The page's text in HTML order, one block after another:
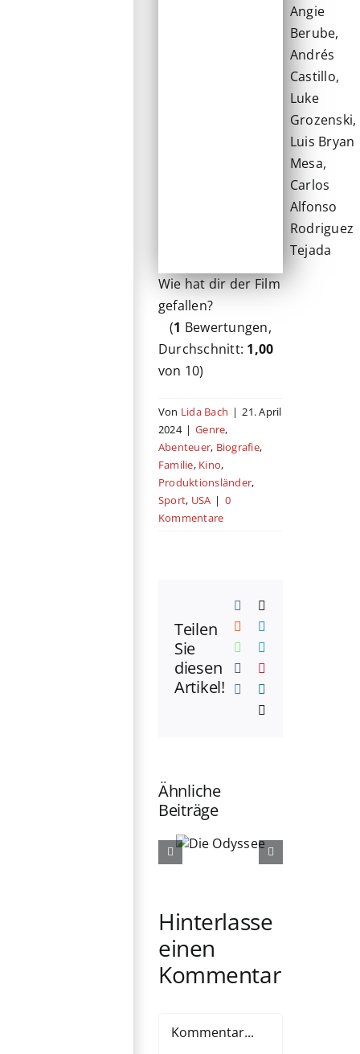
Angie
Berube,
Andrés
Castillo,
Luke
Grozenski,
Luis Bryan
Mesa,
Carlos
Alfonso
Rodriguez
Tejada
Wie hat dir der Film
gefallen?
(1 Bewertungen,
Durchschnitt: 1,00
von 10)
Von Lida Bach | 21. April
2024 | Genre,
Abenteuer, Biografie,
Familie, Kino,
Produktionsländer,
Sport, USA | 0
Kommentare
Teilen
Sie
diesen
Artikel!
Facebook
Reddit
WhatsApp
Tumblr
Ähnliche
Beiträge
Das Schloss
Hinterlasse
einen
Kommentar